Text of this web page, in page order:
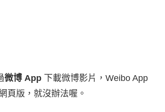
微博 App 下載微博影片，Weibo App
頁版，就沒辦法喔。